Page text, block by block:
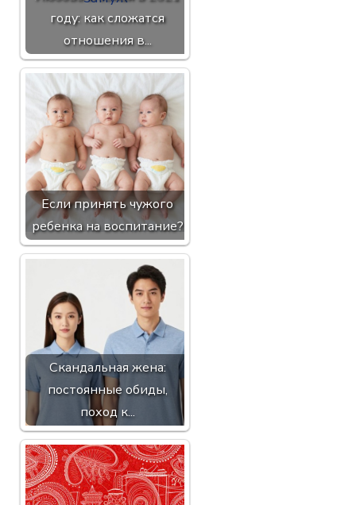
году: как сложатся
отношения в...
Если принять чужого
ребенка на воспитание?
Скандальная жена:
постоянные обиды,
поход к...